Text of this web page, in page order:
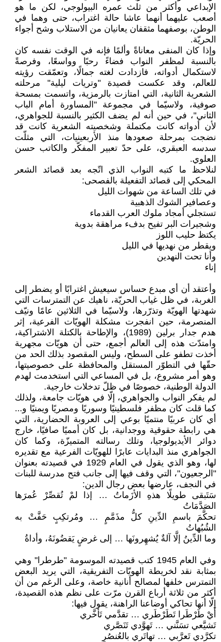
الإبداعي وأكثر من ثلث عمره البيولوجي، لكن ما هو
أصعب عليهما أنهما عاشا حالة اغتراب، حتى وهما في
الوطن، بوصفهما مثقفان يعانيان من الاستلاب وشح أجواء
الحريّة.
وإذا كان المنفى معاناةً وألمًا فإنه في الوقت نفسه كان
بالنسبة لمظفر النواب فضاءً رحبًا وواسعًا، وفرصةً
لاستكمال أدواته، فازدادت لغته جمالًا، وتعمّقت رؤيته
للعالم، وقد عكست قصيدة "وتريات ليلية" مرحلته
الشعرية الثانية، التي امتازت بالرمزية، واتسمت بمسحة
صوفية، ولاسيّما في مجموعة "المساورة أمام الباب
الثاني"، في حين أنه لم يضف الكثير بالنسبة للجواهري،
لأن أدواته كانت مكتملة وشخصيته الشعرية كانت قد
نضجت بمرحلة صعودها منذ الأربعينيات، التي مثلّت
سدسه العبقري، على حدّ تعبير المفكّر والكاتب حسن
العلوي.
لنلاحظ ما كتبه النواب الذي اتّجه بعد قصائد الشعر
المحكي إلى قصائد التفعيلة بالفصحى:
في تلك الساعة من شهوات الليل
وعصافير الشوك الذهبية
تستجلي أمجاد ملوك العرب القدماء
وشجيرات البر تفيح بدفء مراهقة بدوية
يكتظ حليب اللوز
ويقطر من نهديها في الليل
وأنا تحت النهدين
إناء
وأعتقد أن أي مبدع حساس سيعيش اغترابًا أو يضطر إلى
الغربة، في ظل غياب الحريّة، ناهيك عن التمترسات التي
شهدتها الهويّة وتذرّرها، ولاسيّما في الثلاثين عامًا ونيّف
المنصرمة، حين انفجرت مشكلة الهويّات الفرعية، إثر
هدم جدار برلين (1989)، والإطاحة بالكتلة الاشتراكية،
وامتدّت هذه إلى العالم أجمع، حتى أن هويّات مجهرية
أخذت تطفو على السطح، وليس المقصود بذلك الحد من
حقّها في التطوّر المستقل والمحافظة على خصوصيتها،
وهو أمر مشروع، بل في المساعي التي استخدمت لهدم
الدولة الوطنية، خصوصًا في ظلّ تدخلات خارجية.
لم يفكر النواب والجواهري، إلّا في هويّات جامعة، ولذلك
كما قلت كان مظفر فلسطينيًا وسوريًا ومصريًا ويمنيًا و...
أي كان عربيًا منتميًا بوعي إلى العروبة الحضارية، التي
هي رابطة حقوقية ووجدانية، بل كان أمميًا صافيًا، خارج
دوائر الأيديولوجيا، وتلك رسالته المتميزّة، وكما كان
الجواهري منذ البدايات عابرًا للهويّات الفرعية مع تقديره
لها، وهو الذي يقول في العام 1929 في قصيدته بعنوان
"الرجعيون"، التي وقف فيها إلى جانب فتح مدرسة للبنات
في النجف، عارضها بعض رجال الدين:
سَتَبقى طويلًا هذهِ الأزَماتُ … إذا لمْ تُقصِّرْ عُمرَها
الصَدَّمَاتُ
تحكَّمَ باسمِ الدِّينِ كلُّ مذَمَّمٍ … ومُرتكِبٍ حَفَّتْ به
الشُبُهاتُ
وما الدِّينُ إلَّا آلةٌ يُشهِرونَها … إلى غرضٍ يَقضُونَهُ، وأداةُ
وفي العام 1945 كتب قصيدته الموسومة "طرطرا" وهي
بمثابة نقد لخريطة الهويّات التفريقية، التي يريد البعض
التمترس خلفها لمصالح أنانية خاصة، وعلى الرغم من أن
أكثر من ثلاثة أرباع القرن مرّت على نظم هذه القصيدة،
إلّا أنها تحاكي أوضاعنا الراهنة، يقول فيها:
أَيْ طَرْطَرا تَطَرْطَري … تقدَّمي تَأخَّري
تَشيَّعي تسَنَّني … تَهوَّدي تَنَصَّري
تكرَّدي تَعرَّبي … تهاتَري بالعُنصُرِ